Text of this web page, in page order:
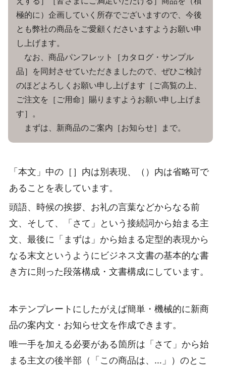
極的に）企画していく所存でございますので、今後
とも弊社の商品をご愛顧くださいますようお願い申
し上げます。
なお、商品パンフレット［カタログ・サンプル
品］を同封させていただきましたので、ぜひご検討
のほどよろしくお願い申し上げます［ご高覧の上、
ご注文を［ご用命］賜りますようお願い申し上げま
す］。
まずは、新商品のご案内［お知らせ］まで。
「本文」中の［］内は別表現、（）内は省略可で
あることを表しています。
頭語、時候の挨拶、お礼の言葉などからなる前
文、そして、「さて」という接続詞から始まる主
文、最後に「まずは」から始まる定型的表現から
なる末文というようにビジネス文書の基本的な書
き方に則った段落構成・文書構成にしています。
本テンプレートにしたがえば簡単・機械的に新商
品の案内文・お知らせ文を作成できます。
唯一手を加える必要がある箇所は「さて」から始
まる主文の後半部（「この商品は、…」）のとこ